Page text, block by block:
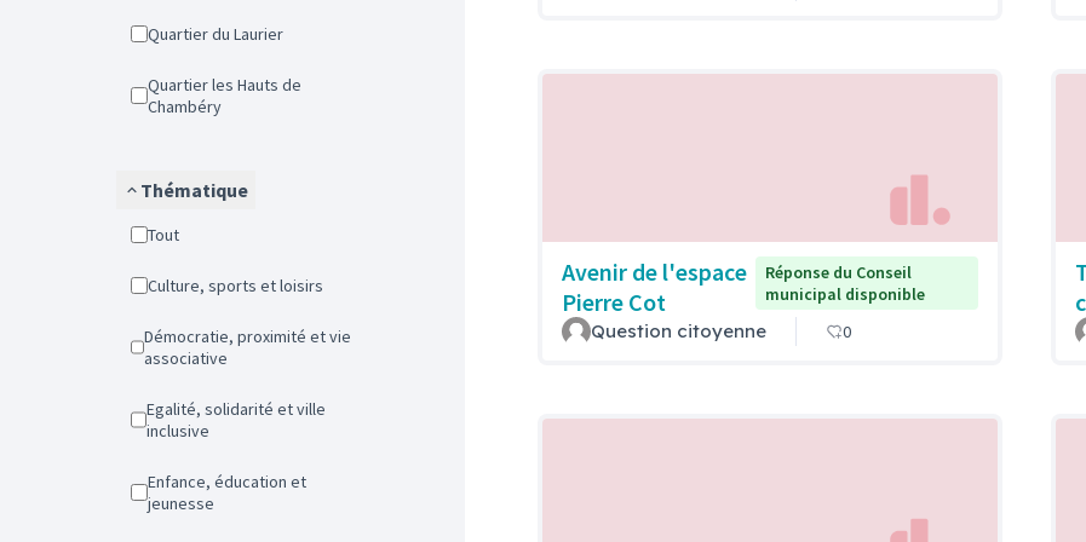
Quartier du Laurier
Quartier les Hauts de
Chambéry
Thématique
Tout
Culture, sports et loisirs
Démocratie, proximité et vie
associative
Egalité, solidarité et ville
inclusive
Enfance, éducation et
jeunesse
Avenir de l'espace
Pierre Cot
Réponse du Conseil
municipal disponible
Question citoyenne 0